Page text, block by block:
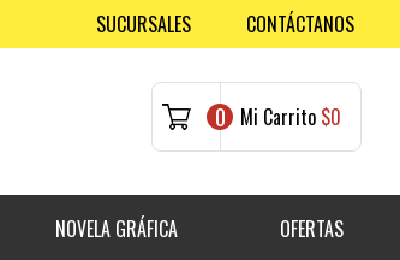
SUCURSALES CONTÁCTANOS
0 Mi Carrito $0
NOVELA GRÁFICA OFERTAS